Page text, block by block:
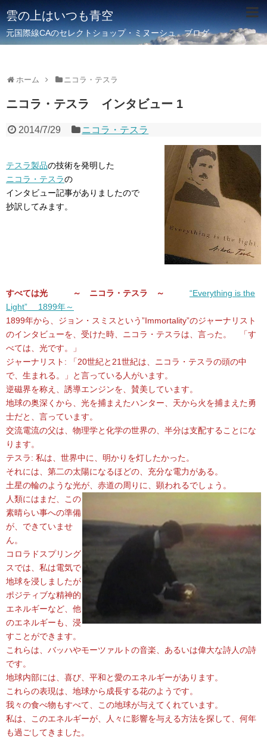
雲の上はいつも青空
元国際線CAのセレクトショップ・ミヌーシュ ブログ
ホーム ニコラ・テスラ
ニコラ・テスラ インタビュー 1
2014/7/29 ニコラ・テスラ
テスラ製品の技術を発明した
ニコラ・テスラの
インタビュー記事がありましたので
抄訳してみます。
すべては光 ～ ニコラ・テスラ ～
“Everything is the
Light” 1899年～
1899年から、ジョン・スミスという”Immortality”のジャーナリスト
のインタビューを、受けた時、ニコラ・テスラは、言った。 「す
べては、光です。」
ジャーナリスト: 「20世紀と21世紀は、ニコラ・テスラの頭の中
で、生まれる。」と言っている人がいます。
逆磁界を称え、誘導エンジンを、賛美しています。
地球の奥深くから、光を捕まえたハンター、天から火を捕まえた勇
士だと、言っています。
交流電流の父は、物理学と化学の世界の、半分は支配することにな
ります。
テスラ: 私は、世界中に、明かりを灯したかった。
それには、第二の太陽になるほどの、充分な電力がある。
土星の輪のような光が、赤道の周りに、顕われるでしょう。
人類にはまだ、この
素晴らい事への準備
が、できていませ
ん。
コロラドスプリング
スでは、私は電気で
地球を浸しましたが
ポジティブな精神的
エネルギーなど、他
のエネルギーも、浸
すことができます。
これらは、バッハやモーツァルトの音楽、あるいは偉大な詩人の詩
です。
地球内部には、喜び、平和と愛のエネルギーがあります。
これらの表現は、地球から成長する花のようです。
我々の食べ物もすべて、この地球が与えてくれています。
私は、このエネルギーが、人々に影響を与える方法を探して、何年
も過ごしてきました。